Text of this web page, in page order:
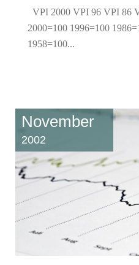
VPI 2000 VPI 96 VPI 86
2000=100 1996=100
1958=100...
November
2002